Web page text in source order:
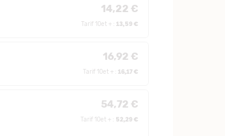
14,22 €
Tarif 10et + : 13,59 €
16,92 €
Tarif 10et + : 16,17 €
54,72 €
Tarif 10et + : 52,29 €